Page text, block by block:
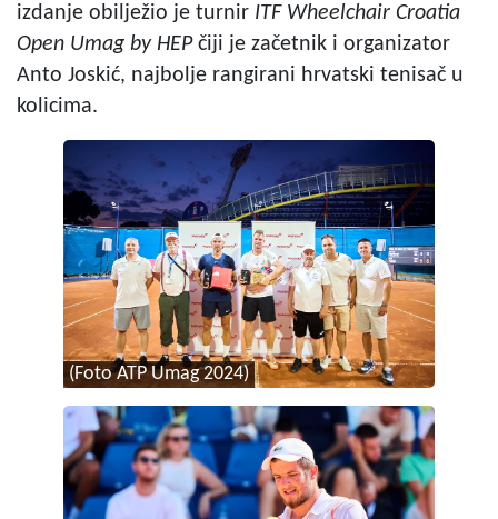
izdanje obilježio je turnir ITF Wheelchair Croatia
Open Umag by HEPčiji je začetnik i organizator
Anto Joskić, najbolje rangirani hrvatski tenisač u
kolicima.
(Foto ATP Umag 2024)